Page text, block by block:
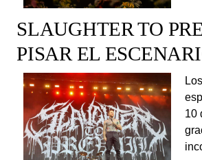
SLAUGHTER TO
PISAR EL
10